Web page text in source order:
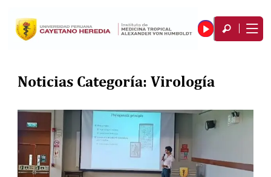
Noticias Categoría:Virología